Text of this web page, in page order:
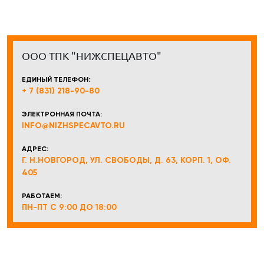
ООО ТПК "НИЖСПЕЦАВТО"
ЕДИНЫЙ ТЕЛЕФОН:
+ 7 (831) 218-90-80
ЭЛЕКТРОННАЯ ПОЧТА:
INFO@NIZHSPECAVTO.RU
АДРЕС:
Г. Н.НОВГОРОД, УЛ. СВОБОДЫ, Д. 63, КОРП. 1, ОФ.
405
РАБОТАЕМ:
ПН-ПТ С 9:00 ДО 18:00